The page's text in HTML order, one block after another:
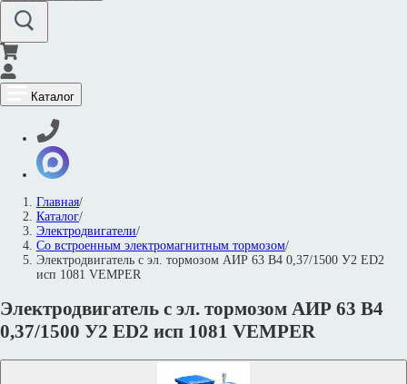
Каталог
Главная/
Каталог/
Электродвигатели/
Со встроенным электромагнитным тормозом/
Электродвигатель с эл. тормозом АИР 63 В4 0,37/1500 У2 ED2
исп 1081 VEMPER
Электродвигатель с эл. тормозом АИР 63 В4
0,37/1500 У2 ED2 исп 1081 VEMPER